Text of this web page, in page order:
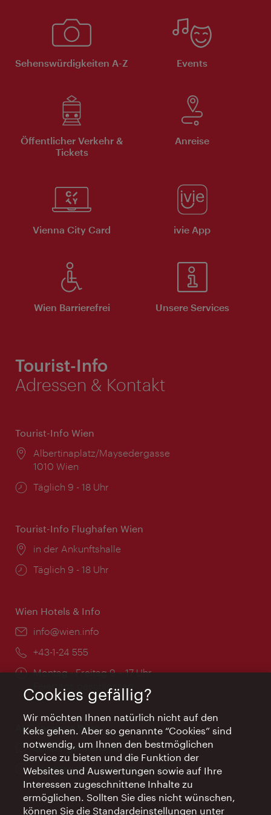
Sehenswürdigkeiten A-Z Events
Öffentlicher Verkehr &
Tickets
Anreise
Vienna City Card ivie App
Wien Barrierefrei Unsere Services
Tourist-Info
Adressen & Kontakt
Tourist-Info Wien
Ort:
Albertinaplatz/Maysedergasse
1010 Wien
Öffnungszeiten:
Täglich 9 - 18 Uhr
Tourist-Info Flughafen Wien
Ort:
in der Ankunftshalle
Öffnungszeiten:
Täglich 9 - 18 Uhr
Wien Hotels & Info
Email:
info@wien.info
Telefon:
+43-1-24 555
Öffnungszeiten:
Montag - Freitag 9 – 17 Uhr
AI Concierge Wien
Ort:
concierge.wien.info
Öffnungszeiten:
Informationen rund um die Uhr
Cookies gefällig?
Wir möchten Ihnen natürlich nicht auf den
Keks gehen. Aber so genannte “Cookies” sind
notwendig, um Ihnen den bestmöglichen
Service zu bieten und die Funktion der
Websites und Auswertungen sowie auf Ihre
Interessen zugeschnittene Inhalte zu
ermöglichen. Sollten Sie dies nicht wünschen,
können Sie die Standardeinstellungen unter